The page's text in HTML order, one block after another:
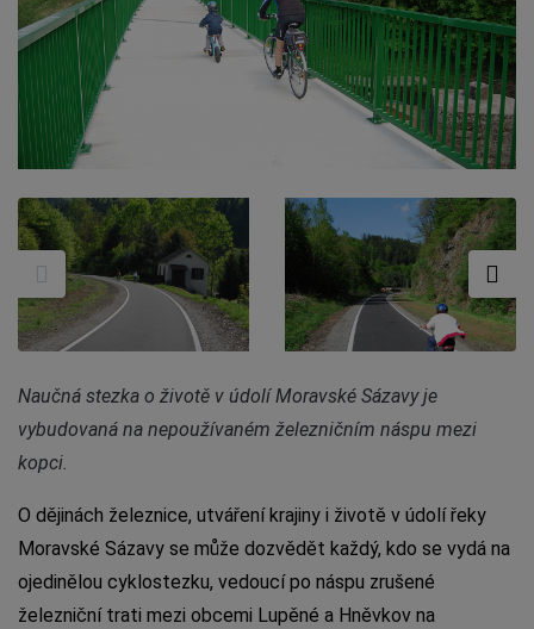
Naučná stezka o životě v údolí Moravské Sázavy je
vybudovaná na nepoužívaném železničním náspu mezi
kopci.
O dějinách železnice, utváření krajiny i životě v údolí řeky
Moravské Sázavy se může dozvědět každý, kdo se vydá na
ojedinělou cyklostezku, vedoucí po náspu zrušené
železniční trati mezi obcemi Lupěné a Hněvkov na